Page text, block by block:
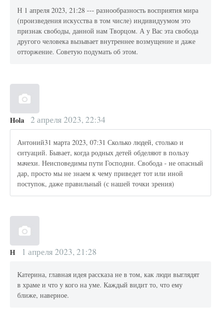
Н 1 апреля 2023, 21:28 --- разнообразность восприятия мира
(произведения искусства в том числе) индивидуумом это
признак свободы, данной нам Творцом. А у Вас эта свобода
другого человека вызывает внутреннее возмущение и даже
отторжение. Советую подумать об этом.
Hola 2 апреля 2023, 22:34
Антоний31 марта 2023, 07:31 Сколько людей, столько и
ситуаций. Бывает, когда родных детей обделяют в пользу
мачехи. Неисповедимы пути Господни. Свобода - не опасный
дар, просто мы не знаем к чему приведет тот или иной
поступок, даже правильный (с нашей точки зрения)
Н 1 апреля 2023, 21:28
Катерина, главная идея рассказа не в том, как люди выглядят
в храме и что у кого на уме. Каждый видит то, что ему
ближе, наверное.